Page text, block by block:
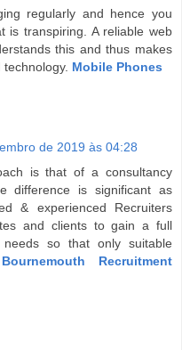
regularly and hence you
is transpiring. A reliable web
this and thus makes
Mobile Phones
de 2019 às 04:28
is that of a consultancy
difference is significant as
& experienced Recruiters
and clients to gain a full
needs so that only suitable
Bournemouth Recruitment